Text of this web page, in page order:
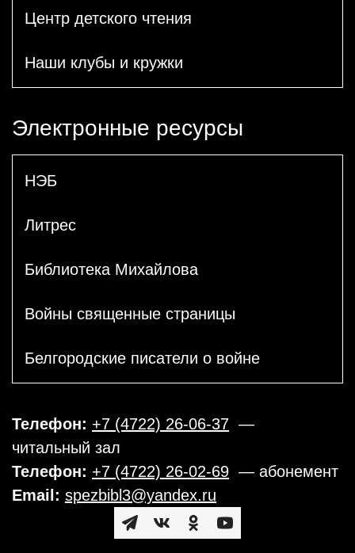
Центр детского чтения
Наши клубы и кружки
Электронные ресурсы
НЭБ
Литрес
Библиотека Михайлова
Войны священные страницы
Белгородские писатели о войне
Телефон: +7 (4722) 26-06-37 —
читальный зал
Телефон: +7 (4722) 26-02-69 — абонемент
Email: spezbibl3@yandex.ru